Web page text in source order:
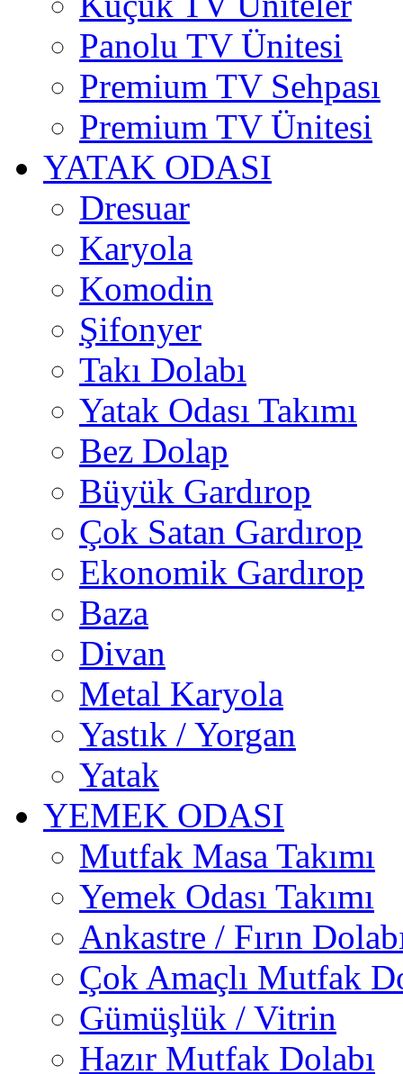
Panolu TV Ünitesi
Premium TV Sehpası
Premium TV Ünitesi
YATAK ODASI
Dresuar
Karyola
Komodin
Şifonyer
Takı Dolabı
Yatak Odası Takımı
Bez Dolap
Büyük Gardırop
Çok Satan Gardırop
Ekonomik Gardırop
Baza
Divan
Metal Karyola
Yastık / Yorgan
Yatak
YEMEK ODASI
Mutfak Masa Takımı
Yemek Odası Takımı
Ankastre / Fırın
Çok Amaçlı Mutfak
Gümüşlük / Vitrin
Hazır Mutfak Dolabı